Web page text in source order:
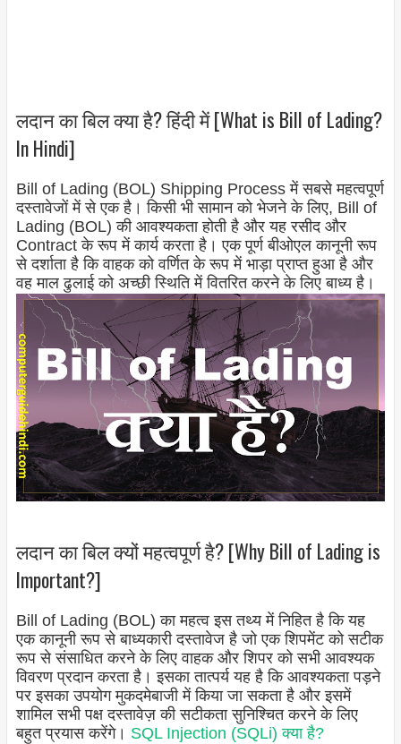
लदान का बिल क्या है? हिंदी में [What is Bill of Lading?
In Hindi]
Bill of Lading (BOL) Shipping Process में सबसे महत्वपूर्ण
दस्तावेजों में से एक है। किसी भी सामान को भेजने के लिए, Bill of
Lading (BOL) की आवश्यकता होती है और यह रसीद और
Contract के रूप में कार्य करता है। एक पूर्ण बीओएल कानूनी रूप
से दर्शाता है कि वाहक को वर्णित के रूप में भाड़ा प्राप्त हुआ है और
वह माल ढुलाई को अच्छी स्थिति में वितरित करने के लिए बाध्य है।
लदान का बिल क्यों महत्वपूर्ण है? [Why Bill of Lading is
Important?]
Bill of Lading (BOL) का महत्व इस तथ्य में निहित है कि यह
एक कानूनी रूप से बाध्यकारी दस्तावेज है जो एक शिपमेंट को सटीक
रूप से संसाधित करने के लिए वाहक और शिपर को सभी आवश्यक
विवरण प्रदान करता है। इसका तात्पर्य यह है कि आवश्यकता पड़ने
पर इसका उपयोग मुकदमेबाजी में किया जा सकता है और इसमें
शामिल सभी पक्ष दस्तावेज़ की सटीकता सुनिश्चित करने के लिए
बहुत प्रयास करेंगे। SQL Injection (SQLi) क्या है?